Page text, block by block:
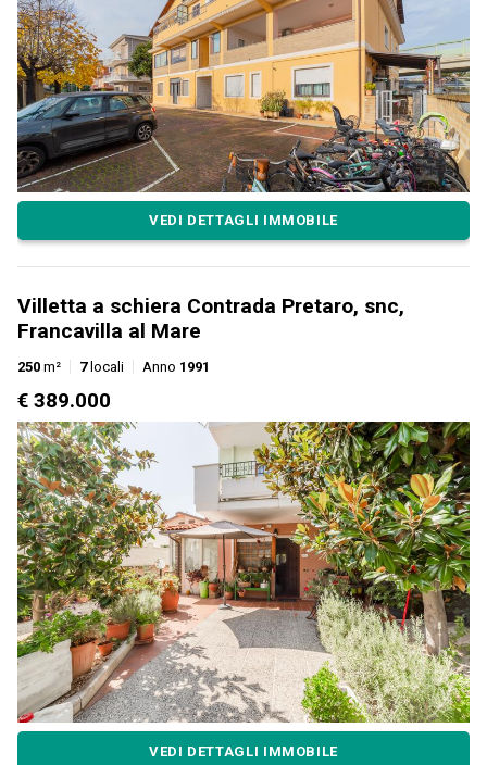
VEDI DETTAGLI IMMOBILE
Villetta a schiera Contrada Pretaro, snc,
Francavilla al Mare
250 m² 7locali Anno 1991
€ 389.000
VEDI DETTAGLI IMMOBILE